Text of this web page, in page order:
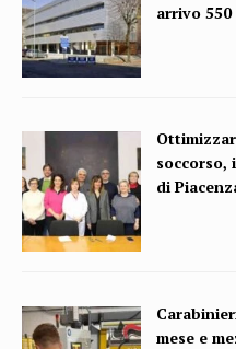
arrivo
soccorso,
di
mese e